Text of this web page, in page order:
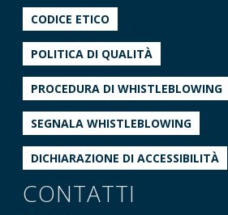
CODICE ETICO
POLITICA DI QUALITÀ
PROCEDURA DI WHISTLEBLOWING
SEGNALA WHISTLEBLOWING
DICHIARAZIONE DI ACCESSIBILITÀ
CONTATTI